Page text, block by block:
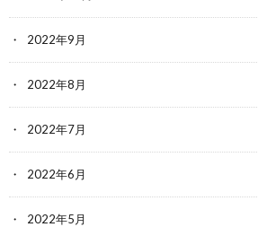
2022年9月
2022年8月
2022年7月
2022年6月
2022年5月